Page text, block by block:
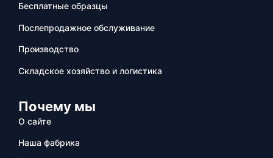
Бесплатные образцы
Послепродажное обслуживание
Производство
Складское хозяйство и логистика
Почему мы
О сайте
Наша фабрика